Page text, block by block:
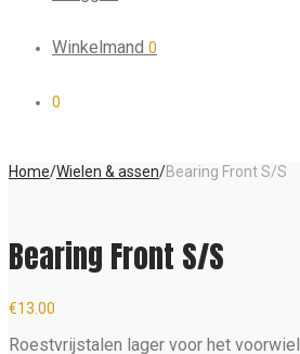
Winkelmand 0
0
Home/Wielen & assen/Bearing Front S/S
Bearing Front S/S
€13.00
Roestvrijstalen lager voor het